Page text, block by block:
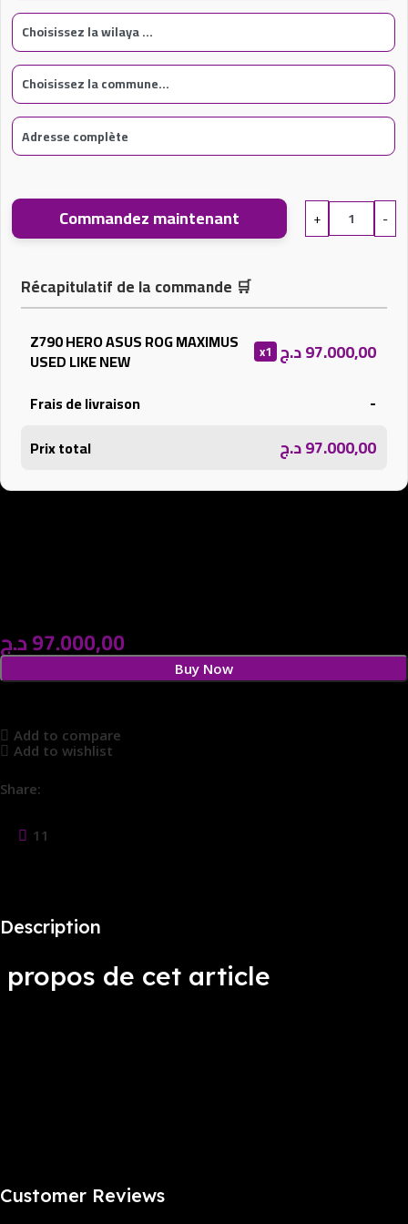
-
+
Commandez maintenant
Récapitulatif de la commande 🛒
Z790 HERO ASUS ROG MAXIMUS
USED LIKE NEW x1 97.000,00د.ج
Frais de livraison -
Prix total 97.000,00د.ج
97.000,00د.ج
Buy Now
Add to compare
Add to wishlist
Share:
11
Description
propos de cet article
Customer Reviews